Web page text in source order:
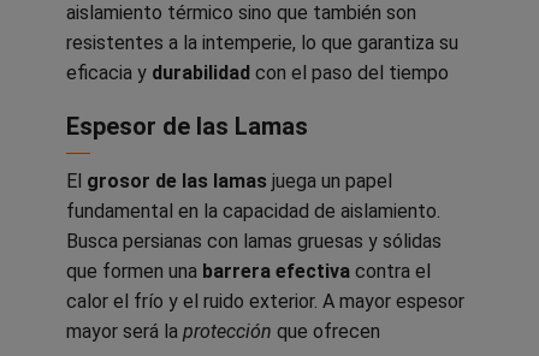
aislamiento térmico sino que también son
resistentes a la intemperie, lo que garantiza su
eficacia y durabilidad con el paso del tiempo
Espesor de las Lamas
El grosor de las lamas juega un papel
fundamental en la capacidad de aislamiento.
Busca persianas con lamas gruesas y sólidas
que formen una barrera efectiva contra el
calor el frío y el ruido exterior. A mayor espesor
mayor será la protección que ofrecen